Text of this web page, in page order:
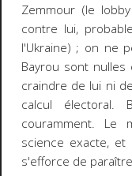
Zemmour (le
contre lui,
l'Ukraine) ; on ne
Bayrou sont
craindre de lui ni
calcul électoral.
couramment. Le
science exacte, et
s'efforce de